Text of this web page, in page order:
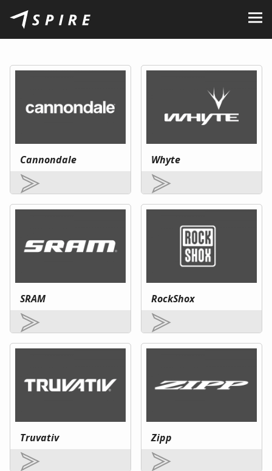
O nas
Marki
Kontakt
Cannondale Whyte
SRAM RockShox
Truvativ Zipp